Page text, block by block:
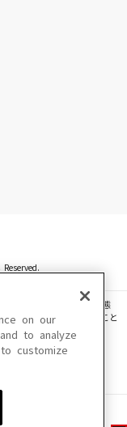
画・音声等を、手段や形態
、ファイル化などすること
合があります。
あります。
on our
to analyze
customize